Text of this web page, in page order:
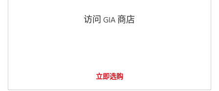
访问 GIA 商店
立即选购